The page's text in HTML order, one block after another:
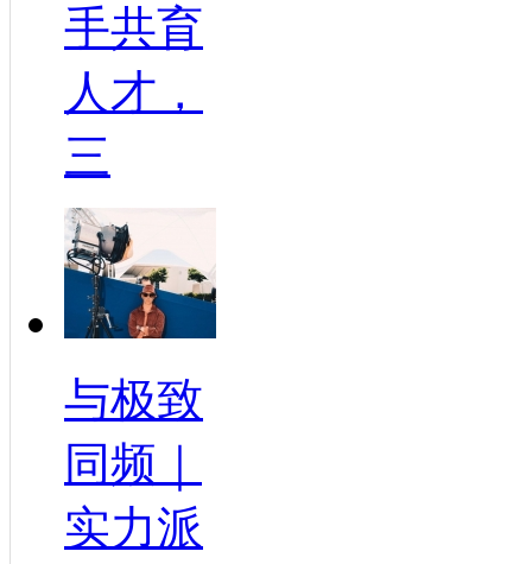
手共育
人才，
三
与极致
同频｜
实力派